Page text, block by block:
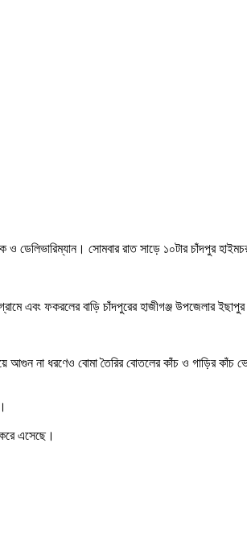
সোমবার রাত সাড়ে ১০টার চাঁদপুর
এবং ফকরলের বাড়ি চাঁদপুরের হাজীগঞ্জ উপজেলার ইছাপুর
আগুন না ধরণেও বোমা তৈরির বোতলের কাঁচ ও গাড়ির
এসেছে।